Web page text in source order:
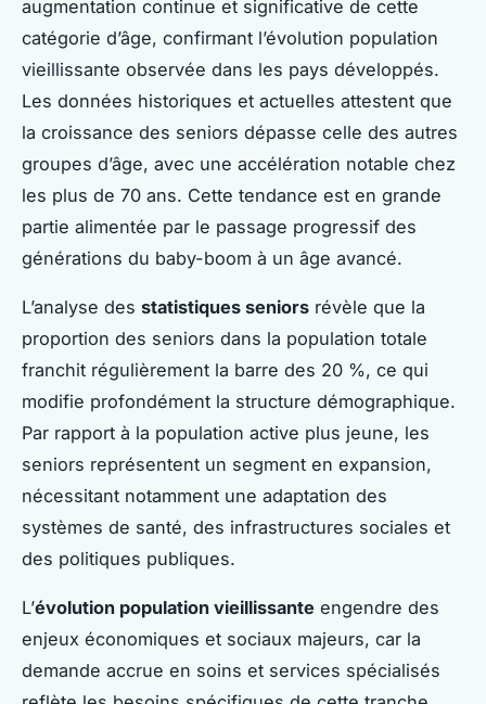
augmentation continue et significative de cette
catégorie d’âge, confirmant l’évolution population
vieillissante observée dans les pays développés.
Les données historiques et actuelles attestent que
la croissance des seniors dépasse celle des autres
groupes d’âge, avec une accélération notable chez
les plus de 70 ans. Cette tendance est en grande
partie alimentée par le passage progressif des
générations du baby-boom à un âge avancé.
L’analyse des statistiques seniors révèle que la
proportion des seniors dans la population totale
franchit régulièrement la barre des 20 %, ce qui
modifie profondément la structure démographique.
Par rapport à la population active plus jeune, les
seniors représentent un segment en expansion,
nécessitant notamment une adaptation des
systèmes de santé, des infrastructures sociales et
des politiques publiques.
L’évolution population vieillissante engendre des
enjeux économiques et sociaux majeurs, car la
demande accrue en soins et services spécialisés